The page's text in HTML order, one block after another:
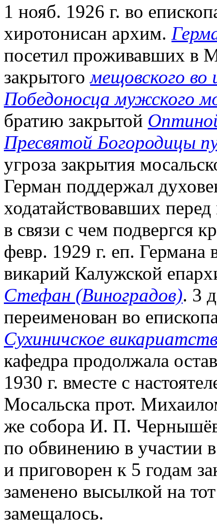
1 нояб. 1926 г. во
хиротонисан архим.
посетил проживавших в
закрытогомещовского во
Победоносца мужского
братию закрытой
Пресвятой Богородицы
угроза закрытия
Герман поддержал
ходатайствовавших
в связи с чем подвергся
февр. 1929 г. еп. Германа
викарий Калужской
Стефан (Виноградов). 3
переименован во
Сухиничское
кафедра продолжала
1930 г. вместе с
Мосальска прот.
же собора И. П.
по обвинению в участии
и приговорен к 5 годам
заменено высылкой на
замещалось.